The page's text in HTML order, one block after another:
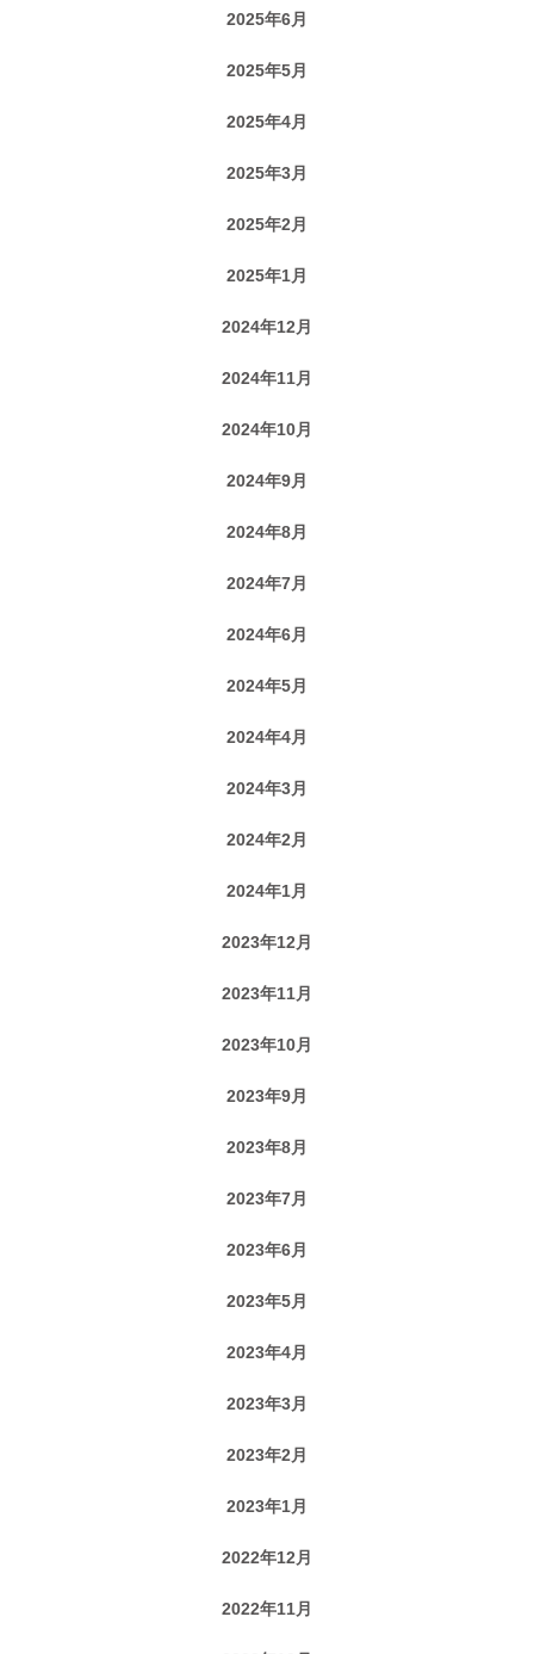
2025年6月
2025年5月
2025年4月
2025年3月
2025年2月
2025年1月
2024年12月
2024年11月
2024年10月
2024年9月
2024年8月
2024年7月
2024年6月
2024年5月
2024年4月
2024年3月
2024年2月
2024年1月
2023年12月
2023年11月
2023年10月
2023年9月
2023年8月
2023年7月
2023年6月
2023年5月
2023年4月
2023年3月
2023年2月
2023年1月
2022年12月
2022年11月